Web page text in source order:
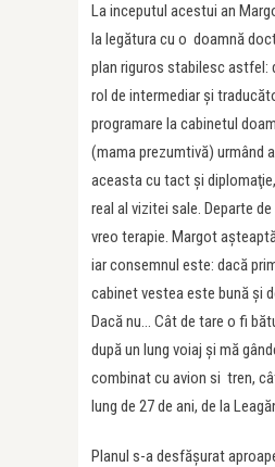
La inceputul acestui an
Ia legătura cu o doamnă
plan riguros stabilesc astfel:
rol de intermediar şi
programare la cabinetul
(mama prezumtivă) urmând
aceasta cu tact şi
real al vizitei sale. Departe
vreo terapie. Margot
iar consemnul este: dacă
cabinet vestea este bună şi
Dacă nu… Cât de tare o fi
după un lung voiaj şi mă
combinat cu avion si tren,
lung de 27 de ani, de la
Planul s-a desfăşurat